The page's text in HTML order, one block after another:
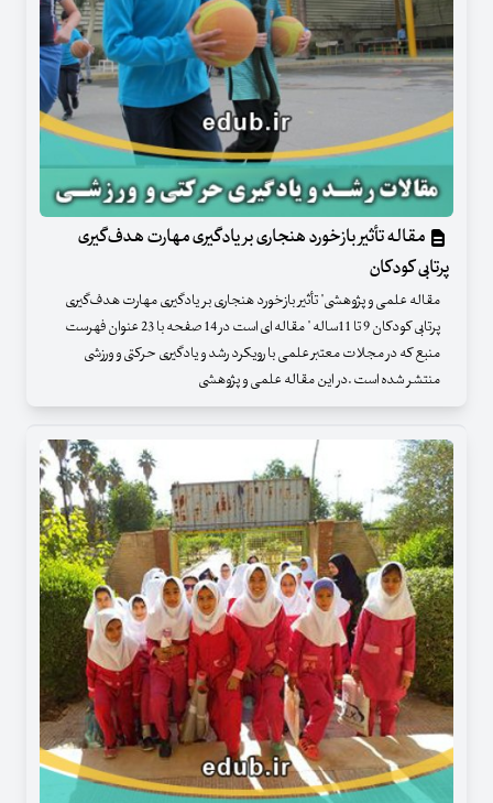
مقاله تأثیر بازخورد هنجاری بر یادگیری مهارت هدف‌گیری
پرتابی کودکان
مقاله علمی و پژوهشی" تأثیر بازخورد هنجاری بر یادگیری مهارت هدف‌گیری
پرتابی کودکان 9 تا 11ساله " مقاله ای است در 14 صفحه با 23 عنوان فهرست
منبع که در مجلات معتبر علمی با رویکرد رشد و یادگیری حرکتی و ورزشی
منتشر شده است .در این مقاله علمی و پژوهشی